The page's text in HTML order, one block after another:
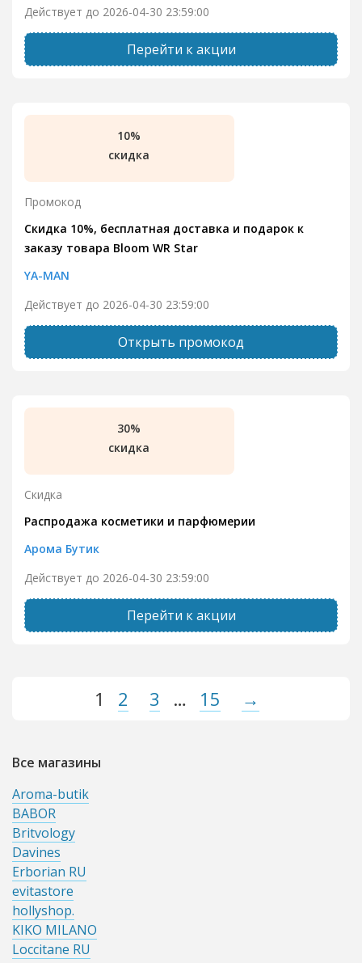
Действует до 2026-04-30 23:59:00
Перейти к акции
10%
скидка
Промокод
Скидка 10%, бесплатная доставка и подарок к
заказу товара Bloom WR Star
YA-MAN
Действует до 2026-04-30 23:59:00
Открыть промокод
30%
скидка
Скидка
Распродажа косметики и парфюмерии
Арома Бутик
Действует до 2026-04-30 23:59:00
Перейти к акции
1 2 3 … 15 →
Все магазины
Aroma-butik
BABOR
Britvology
Davines
Erborian RU
evitastore
hollyshop.
KIKO MILANO
Loccitane RU